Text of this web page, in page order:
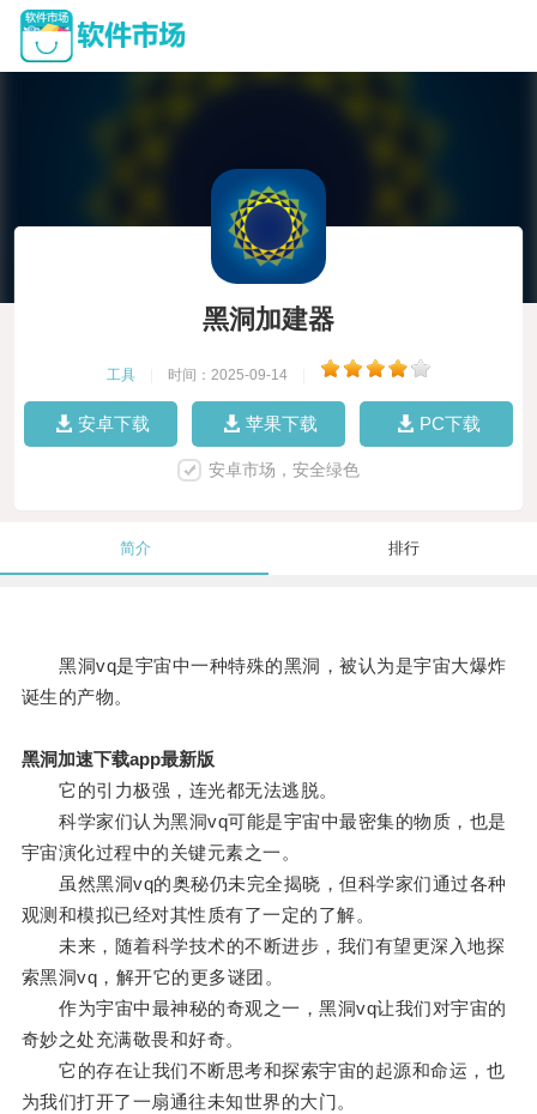
黑洞加建器
工具 时间：2025-09-14
安卓下载 苹果下载 PC下载
安卓市场，安全绿色
简介 排行
黑洞vq是宇宙中一种特殊的黑洞，被认为是宇宙大爆炸
诞生的产物。
黑洞加速下载app最新版
它的引力极强，连光都无法逃脱。
科学家们认为黑洞vq可能是宇宙中最密集的物质，也是
宇宙演化过程中的关键元素之一。
虽然黑洞vq的奥秘仍未完全揭晓，但科学家们通过各种
观测和模拟已经对其性质有了一定的了解。
未来，随着科学技术的不断进步，我们有望更深入地探
索黑洞vq，解开它的更多谜团。
作为宇宙中最神秘的奇观之一，黑洞vq让我们对宇宙的
奇妙之处充满敬畏和好奇。
它的存在让我们不断思考和探索宇宙的起源和命运，也
为我们打开了一扇通往未知世界的大门。